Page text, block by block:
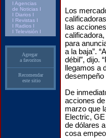
I Agencias
de Noticias I
I Diarios I
I Revistas I
I Radios I
I Televisión I
Agregar
a favoritos
Recomendar
este sitio
Los
las
para
a la baja”.
débil”, dijo.
llegamos a
desempeño
De
acciones
marzo que
Electric,
de dólares
cosa